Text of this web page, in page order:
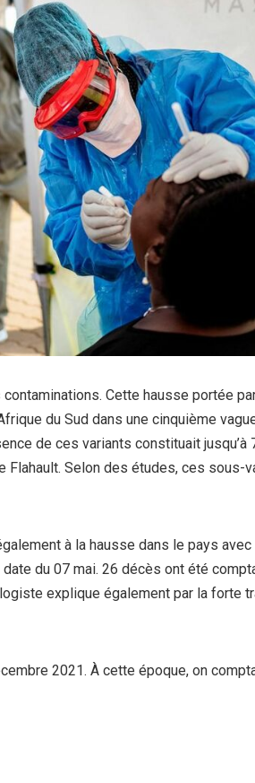
Cette hausse portée
du Sud dans une cinquième
de ces variants constituait jusqu’à
Selon des études, ces sous-
à la hausse dans le pays
du 07 mai. 26 décès ont été
explique également par la forte
2021. À cette époque, on